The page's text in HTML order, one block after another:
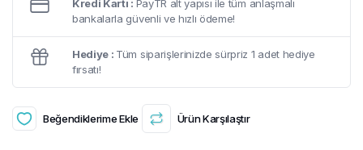
Kredi Kartı : PayTR alt yapısı ile tüm anlaşmalı
bankalarla güvenli ve hızlı ödeme!
Hediye : Tüm siparişlerinizde sürpriz 1 adet hediye
fırsatı!
Beğendiklerime Ekle Ürün Karşılaştır